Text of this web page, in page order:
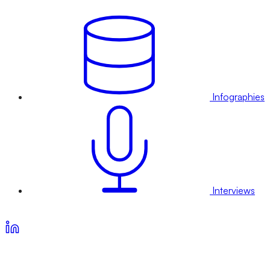
Infographies
Interviews